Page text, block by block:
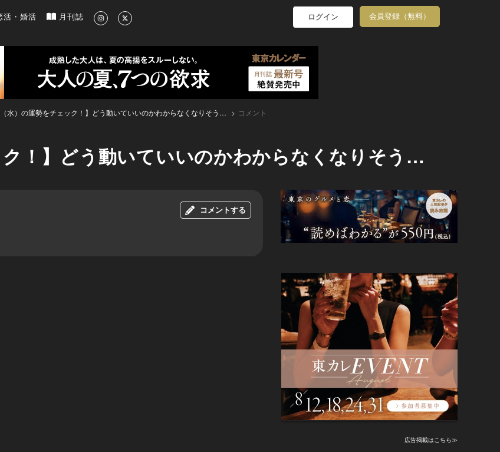
ルメ、洗練されたライフスタイル情報
活・婚活 月刊誌 ログイン 会員登録（無料）
（水）の運勢をチェック！】どう動いていいのかわからなくなりそう… コメント
ク！】どう動いていいのかわからなくなりそう…
コメントする
広告掲載はこちら≫